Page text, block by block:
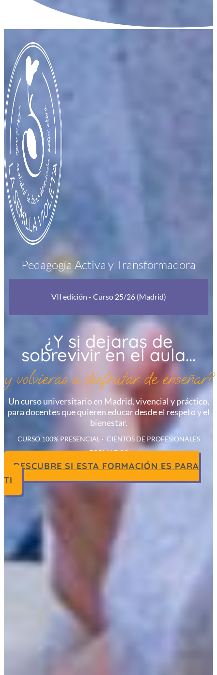
Pedagogía Activa y Transformadora
VII edición - Curso 25/26 (Madrid)
¿Y si dejaras de
sobrevivir en el aula...
y volvieras a disfrutar de enseñar?
Un curso universitario en Madrid, vivencial y práctico,
para docentes que quieren educar desde el respeto y el
bienestar.
CURSO 100% PRESENCIAL · CIENTOS DE PROFESIONALES
FORMADOS
DESCUBRE SI ESTA FORMACIÓN ES PARA
TI